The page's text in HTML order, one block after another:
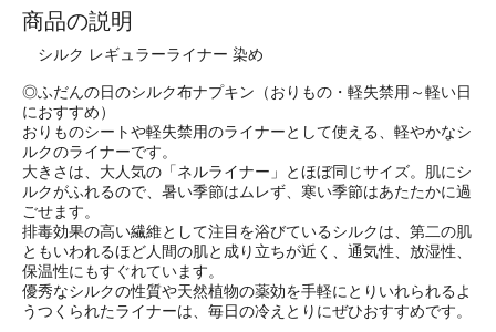
商品の説明
シルク レギュラーライナー 染め
◎ふだんの日のシルク布ナプキン（おりもの・軽失禁用～軽い日
におすすめ）
おりものシートや軽失禁用のライナーとして使える、軽やかなシ
ルクのライナーです。
大きさは、大人気の「ネルライナー」とほぼ同じサイズ。肌にシ
ルクがふれるので、暑い季節はムレず、寒い季節はあたたかに過
ごせます。
排毒効果の高い繊維として注目を浴びているシルクは、第二の肌
ともいわれるほど人間の肌と成り立ちが近く、通気性、放湿性、
保温性にもすぐれています。
優秀なシルクの性質や天然植物の薬効を手軽にとりいれられるよ
うつくられたライナーは、毎日の冷えとりにぜひおすすめです。